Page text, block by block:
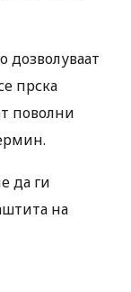
дозволуваат
прска
поволни
да ги
на